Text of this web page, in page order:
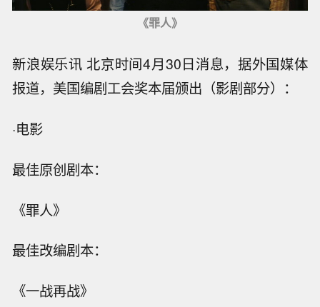
《罪人》
新浪娱乐讯 北京时间4月30日消息，据外国媒体
报道，美国编剧工会奖本届颁出（影剧部分）：
·电影
最佳原创剧本：
《罪人》
最佳改编剧本：
《一战再战》